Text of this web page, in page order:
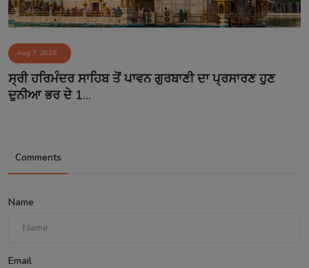
Aug 7, 2026
ਸ੍ਰੀ ਹਰਿਮੰਦਰ ਸਾਹਿਬ ਤੋਂ ਪਾਵਨ ਗੁਰਬਾਣੀ ਦਾ ਪ੍ਰਸਾਰਣ ਹੁਣ
ਦੁਨੀਆ ਭਰ ਦੇ 1...
Comments
Name
Email